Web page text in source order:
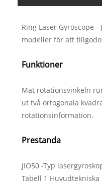
Ring Laser Gyroscope -
modeller för att
Funktioner
Mät rotationsvinkeln
ut två ortogonala
rotationsinformation.
Prestanda
JIO50 -Typ
Tabell 1